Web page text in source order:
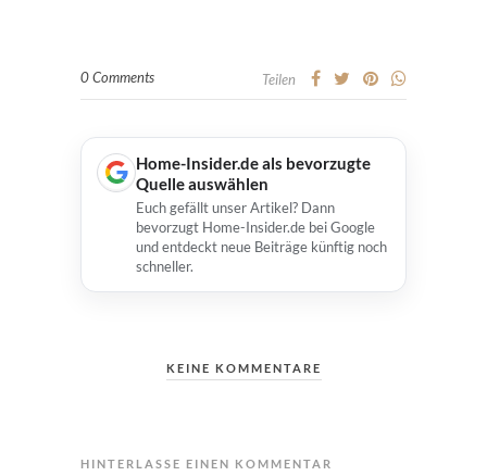
0 Comments Teilen
Home-Insider.de als bevorzugte
Quelle auswählen
Euch gefällt unser Artikel? Dann
bevorzugt Home-Insider.de bei Google
und entdeckt neue Beiträge künftig noch
schneller.
KEINE KOMMENTARE
HINTERLASSE EINEN KOMMENTAR